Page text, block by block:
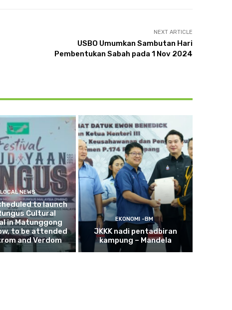
NEXT ARTICLE
USBO Umumkan Sambutan Hari
Pembentukan Sabah pada 1 Nov 2024
LOCAL NEWS
to launch
Cultural
in Matunggong
to be attended
and Verdom
EKONOMI -BM
JKKK nadi pentadbiran
kampung – Mandela